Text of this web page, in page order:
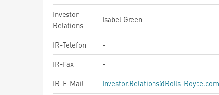
Investor
Relations
Isabel Green
IR-Telefon
-
IR-Fax
-
IR-E-Mail
Investor.Relations@Rolls-Royce.com